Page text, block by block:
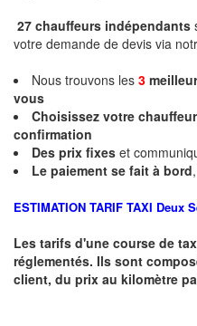
27 chauffeurs indépendants
votre demande de devis via
Nous trouvons les 3
vous
Choisissez votre
confirmation
Des prix fixes et
Le paiement se fait à bord
ESTIMATION TARIF TAXI Deux
Les tarifs d'une course de
réglementés. Ils sont
client, du prix au kilomètre